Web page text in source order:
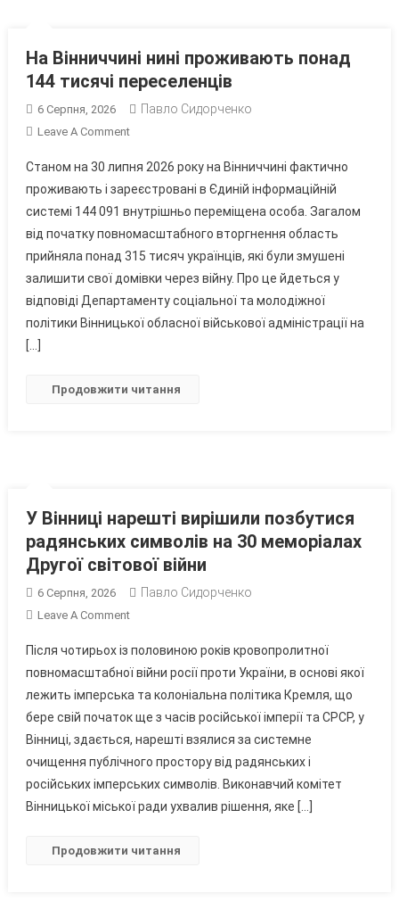
На Вінниччині нині проживають понад
144 тисячі переселенців
6 Серпня, 2026 Павло Сидорченко
Leave A CommentOn
Вінниччині
Нині
Проживають
Понад
144
Тисячі
Переселенців
Станом на 30 липня 2026 року на Вінниччині фактично
проживають і зареєстровані в Єдиній інформаційній
системі 144 091 внутрішньо переміщена особа. Загалом
від початку повномасштабного вторгнення область
прийняла понад 315 тисяч українців, які були змушені
залишити свої домівки через війну. Про це йдеться у
відповіді Департаменту соціальної та молодіжної
політики Вінницької обласної військової адміністрації на
[…]
Продовжити читання
У Вінниці нарешті вирішили позбутися
радянських символів на 30 меморіалах
Другої світової війни
6 Серпня, 2026 Павло Сидорченко
Leave A CommentOn
Вінниці
Нарешті
Вирішили
Позбутися
Радянських
Символів
На
30
Після чотирьох із половиною років кровопролитної
повномасштабної війни росії проти України, в основі якої
лежить імперська та колоніальна політика Кремля, що
бере свій початок ще з часів російської імперії та СРСР, у
Вінниці, здається, нарешті взялися за системне
очищення публічного простору від радянських і
російських імперських символів. Виконавчий комітет
Вінницької міської ради ухвалив рішення, яке […]
Продовжити читання